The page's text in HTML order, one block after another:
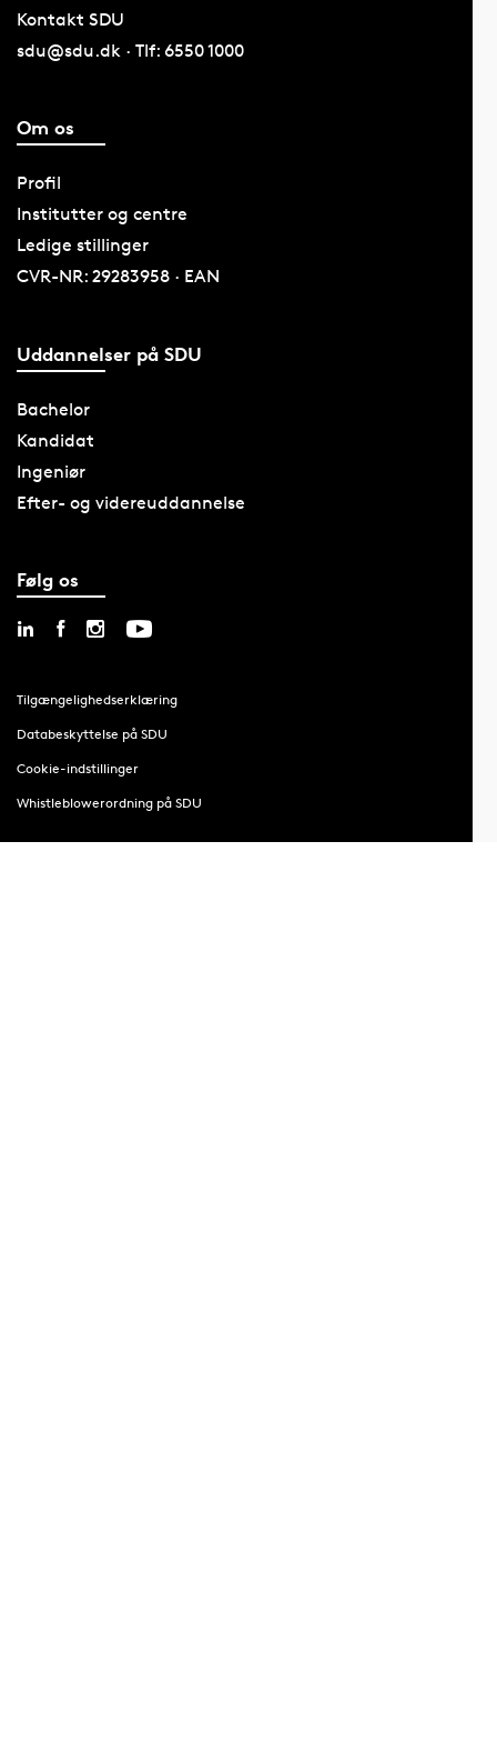
Kontakt SDU
sdu@sdu.dk · Tlf: 6550 1000
Om os
Profil
Institutter og centre
Ledige stillinger
CVR-NR: 29283958 · EAN
Uddannelser på SDU
Bachelor
Kandidat
Ingeniør
Efter- og videreuddannelse
Følg os
Tilgængelighedserklæring
Databeskyttelse på SDU
Cookie-indstillinger
Whistleblowerordning på SDU